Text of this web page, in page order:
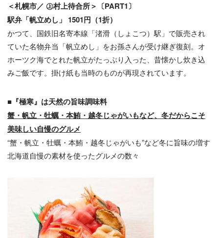
＜札幌市／ ㊤村上待合所＞〔PART1〕
駅弁「帆⽴めし」 1501円（1折）
かつて、国鉄旧名寄本線「渚滑（しょこつ）駅」で販売され
ていた名物弁当「帆⽴めし」をお孫さんが受け継ぎ復刻。オ
ホーツク海でとれた帆⽴がたっぷり⼊った、昔懐かし炊き込
みご飯です。掛け紙も当時のものが再現されています。
■『極寒』は天然の旨味調味料
蟹・帆立・牡蠣・本鮪・越冬じゃがいもなど、冬だからこそ
美味しい自慢のグルメ
“蟹・帆立・牡蠣・本鮪・越冬じゃがいも”など冬に旨味の増す
北海道自慢の素材を使ったグルメの数々